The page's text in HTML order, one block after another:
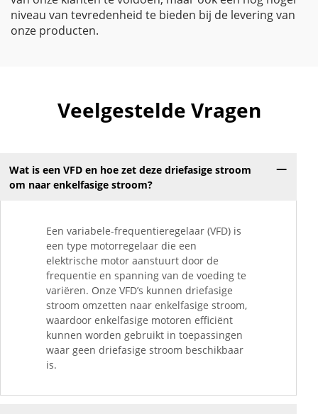
niveau van tevredenheid te bieden bij de levering van
onze producten.
Veelgestelde Vragen
Wat is een VFD en hoe zet deze driefasige stroom
om naar enkelfasige stroom?
Een variabele-frequentieregelaar (VFD) is
een type motorregelaar die een
elektrische motor aanstuurt door de
frequentie en spanning van de voeding te
variëren. Onze VFD’s kunnen driefasige
stroom omzetten naar enkelfasige stroom,
waardoor enkelfasige motoren efficiënt
kunnen worden gebruikt in toepassingen
waar geen driefasige stroom beschikbaar
is.